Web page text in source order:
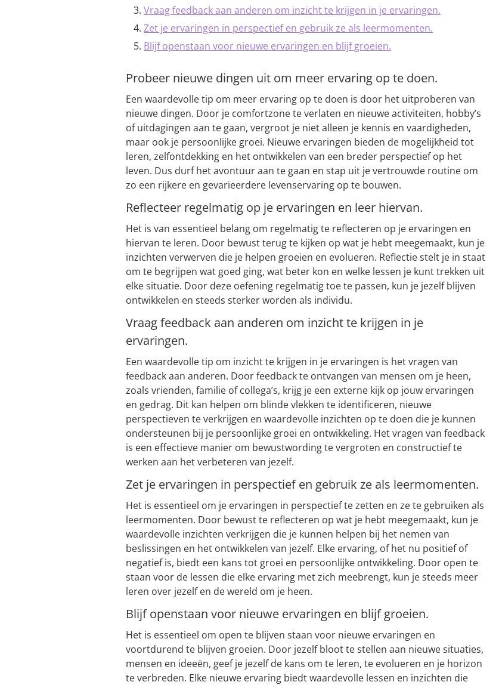
Vraag feedback aan anderen om inzicht te krijgen in je ervaringen.
Zet je ervaringen in perspectief en gebruik ze als leermomenten.
Blijf openstaan voor nieuwe ervaringen en blijf groeien.
Probeer nieuwe dingen uit om meer ervaring op te doen.
Een waardevolle tip om meer ervaring op te doen is door het uitproberen van
nieuwe dingen. Door je comfortzone te verlaten en nieuwe activiteiten, hobby’s
of uitdagingen aan te gaan, vergroot je niet alleen je kennis en vaardigheden,
maar ook je persoonlijke groei. Nieuwe ervaringen bieden de mogelijkheid tot
leren, zelfontdekking en het ontwikkelen van een breder perspectief op het
leven. Dus durf het avontuur aan te gaan en stap uit je vertrouwde routine om
zo een rijkere en gevarieerdere levenservaring op te bouwen.
Reflecteer regelmatig op je ervaringen en leer hiervan.
Het is van essentieel belang om regelmatig te reflecteren op je ervaringen en
hiervan te leren. Door bewust terug te kijken op wat je hebt meegemaakt, kun je
inzichten verwerven die je helpen groeien en evolueren. Reflectie stelt je in staat
om te begrijpen wat goed ging, wat beter kon en welke lessen je kunt trekken uit
elke situatie. Door deze oefening regelmatig toe te passen, kun je jezelf blijven
ontwikkelen en steeds sterker worden als individu.
Vraag feedback aan anderen om inzicht te krijgen in je
ervaringen.
Een waardevolle tip om inzicht te krijgen in je ervaringen is het vragen van
feedback aan anderen. Door feedback te ontvangen van mensen om je heen,
zoals vrienden, familie of collega’s, krijg je een externe kijk op jouw ervaringen
en gedrag. Dit kan helpen om blinde vlekken te identificeren, nieuwe
perspectieven te verkrijgen en waardevolle inzichten op te doen die je kunnen
ondersteunen bij je persoonlijke groei en ontwikkeling. Het vragen van feedback
is een effectieve manier om bewustwording te vergroten en constructief te
werken aan het verbeteren van jezelf.
Zet je ervaringen in perspectief en gebruik ze als leermomenten.
Het is essentieel om je ervaringen in perspectief te zetten en ze te gebruiken als
leermomenten. Door bewust te reflecteren op wat je hebt meegemaakt, kun je
waardevolle inzichten verkrijgen die je kunnen helpen bij het nemen van
beslissingen en het ontwikkelen van jezelf. Elke ervaring, of het nu positief of
negatief is, biedt een kans tot groei en persoonlijke ontwikkeling. Door open te
staan voor de lessen die elke ervaring met zich meebrengt, kun je steeds meer
leren over jezelf en de wereld om je heen.
Blijf openstaan voor nieuwe ervaringen en blijf groeien.
Het is essentieel om open te blijven staan voor nieuwe ervaringen en
voortdurend te blijven groeien. Door jezelf bloot te stellen aan nieuwe situaties,
mensen en ideeën, geef je jezelf de kans om te leren, te evolueren en je horizon
te verbreden. Elke nieuwe ervaring biedt waardevolle lessen en inzichten die